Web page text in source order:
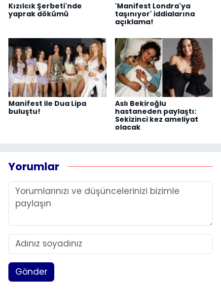
Kızılcık Şerbeti'nde
yaprak dökümü
'Manifest Londra'ya
taşınıyor' iddialarına
açıklama!
Manifest ile Dua Lipa
buluştu!
Aslı Bekiroğlu
hastaneden paylaştı:
Sekizinci kez ameliyat
olacak
Yorumlar
Gönder